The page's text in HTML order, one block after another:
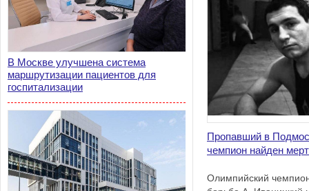
В Москве улучшена система
маршрутизации пациентов для
госпитализации
Пропавший в
чемпион найден
Олимпийский